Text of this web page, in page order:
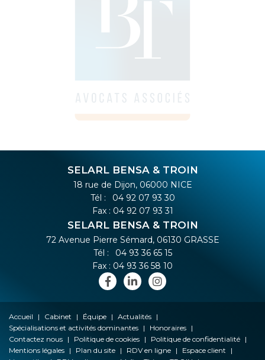
SELARL BENSA & TROIN
18 rue de Dijon, 06000 NICE
Tél :
04 92 07 93 30
Fax : 04 92 07 93 31
SELARL BENSA & TROIN
72 Avenue Pierre Sémard, 06130 GRASSE
Tél :
04 93 36 65 15
Fax : 04 93 36 58 10
Accueil Cabinet Équipe
Actualités
Spécialisations et activités dominantes
Honoraires
Contactez nous
Politique de cookies
Politique de confidentialité
Mentions légales
Plan du site RDV en ligne
Espace client